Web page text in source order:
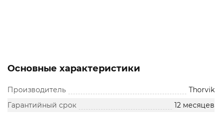
Основные характеристики
Производитель
Thorvik
Гарантийный срок
12 месяцев